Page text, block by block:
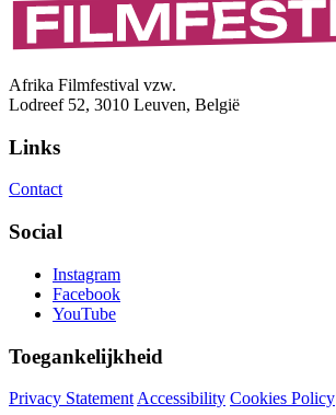
Afrika Filmfestival vzw.
Lodreef 52, 3010 Leuven, België
Links
Contact
Social
Instagram
Facebook
YouTube
Toegankelijkheid
Privacy Statement Accessibility Cookies Policy